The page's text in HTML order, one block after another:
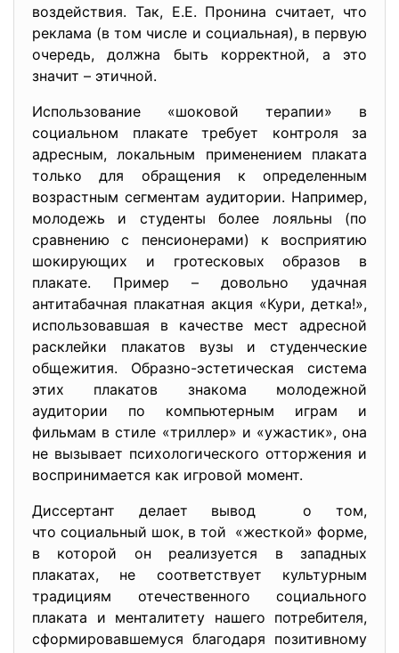
воздействия. Так, Е.Е. Пронина считает, что
реклама (в том числе и социальная), в первую
очередь, должна быть корректной, а это
значит – этичной.
Использование «шоковой терапии» в
социальном плакате требует контроля за
адресным, локальным применением плаката
только для обращения к определенным
возрастным сегментам аудитории. Например,
молодежь и студенты более лояльны (по
сравнению с пенсионерами) к восприятию
шокирующих и гротесковых образов в
плакате. Пример – довольно удачная
антитабачная плакатная акция «Кури, детка!»,
использовавшая в качестве мест адресной
расклейки плакатов вузы и студенческие
общежития. Образно-эстетическая система
этих плакатов знакома молодежной
аудитории по компьютерным играм и
фильмам в стиле «триллер» и «ужастик», она
не вызывает психологического отторжения и
воспринимается как игровой момент.
Диссертант делает вывод о том,
что социальный шок, в той «жесткой» форме,
в которой он реализуется в западных
плакатах, не соответствует культурным
традициям отечественного социального
плаката и менталитету нашего потребителя,
сформировавшемуся благодаря позитивному